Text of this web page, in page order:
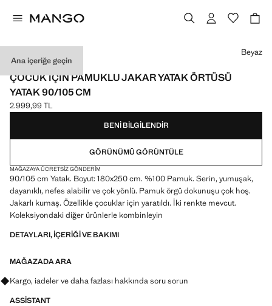
Ana içeriğe geçin
MADE IN PORTUGAL
ÇOCUK IÇIN PAMUKLU JAKAR YATAK ÖRTÜSÜ
YATAK 90/105 CM
Güncel fiyat [2.999,99 TL ]
2.999,99 TL
Bir renk seçin
Beyaz
BENI BILGILENDIR
GÖRÜNÜMÜ GÖRÜNTÜLE
MAĞAZAYA ÜCRETSIZ GÖNDERIM
90/105 cm Yatak. Boyut: 180x250 cm. %100 Pamuk. Serin, yumuşak,
dayanıklı, nefes alabilir ve çok yönlü. Pamuk örgü dokunuşu çok hoş.
Jakarlı kumaş. Özellikle çocuklar için yaratıldı. İki renkte mevcut.
Koleksiyondaki diğer ürünlerle kombinleyin
DETAYLARI, IÇERIĞI VE BAKIMI
MAĞAZADA ARA
Kargo, iadeler ve daha fazlası hakkında soru sorun
ASSISTANT